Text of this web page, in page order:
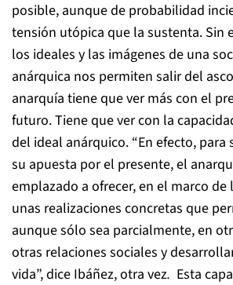
posible, aunque de probabilidad
tensión utópica que la sustenta. Sin
los ideales y las imágenes de una
anárquica nos permiten salir del
anarquía tiene que ver más con el
futuro. Tiene que ver con la
del ideal anárquico. “En efecto, para
su apuesta por el presente, el
emplazado a ofrecer, en el marco
unas realizaciones concretas que
aunque sólo sea parcialmente, en
otras relaciones sociales y
vida”, dice Ibáñez, otra vez. Esta